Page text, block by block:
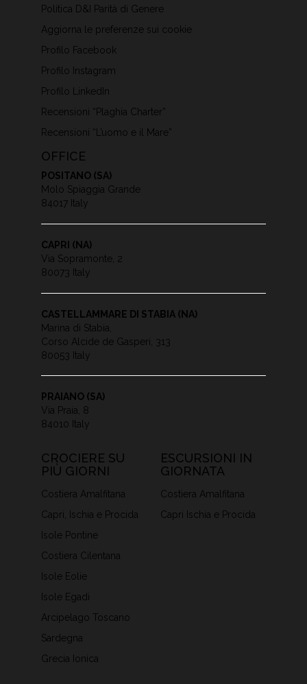
Politica D&I Parità di Genere
Aggiorna le preferenze sui cookie
Profilo Facebook
Profilo Instagram
Profilo LinkedIn
Recensioni “Plaghia Charter”
Recensioni “L’uomo e il Mare”
OFFICE
POSITANO (SA)
Molo Spiaggia Grande
84017 Italy
CAPRI (NA)
Via Sopramonte, 2
80073 Italy
CASTELLAMMARE DI STABIA (NA)
Marina di Stabia,
Corso Alcide de Gasperi, 313
80053 Italy
PRAIANO (SA)
Via Praia, 8
84010 Italy
CROCIERE SU
PIÙ GIORNI
Costiera Amalfitana
Capri, Ischia e Procida
Isole Pontine
Costiera Cilentana
Isole Eolie
Isole Egadi
Arcipelago Toscano
Sardegna
Grecia Ionica
ESCURSIONI IN
GIORNATA
Costiera Amalfitana
Capri Ischia e Procida